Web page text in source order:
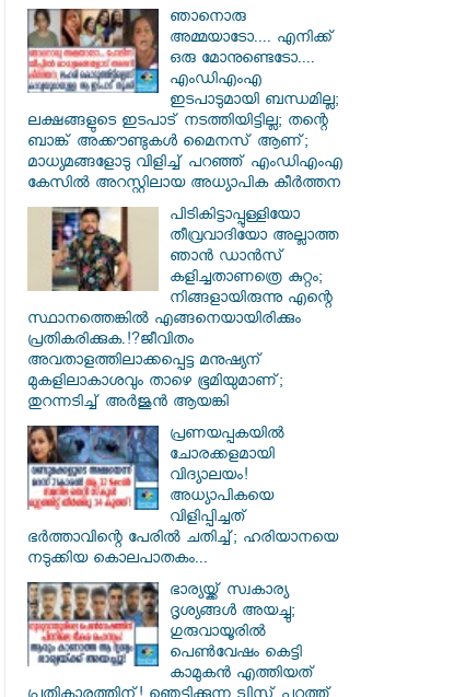
ഞാനൊരു
അമ്മയാടോ.... എനിക്ക്
ഒരു മോനുണ്ടെടോ....
എംഡിഎംഎ
ഇടപാടുമായി ബന്ധമില്ല;
ലക്ഷങ്ങളുടെ ഇടപാട് നടത്തിയിട്ടില്ല; തന്റെ
ബാങ്ക് അക്കൗണ്ടുകൾ മൈനസ് ആണ്;
മാധ്യമങ്ങളോടു വിളിച്ച് പറഞ്ഞ് എംഡിഎംഎ
കേസിൽ അറസ്റ്റിലായ അധ്യാപിക കീർത്തന
പിടികിട്ടാപ്പുള്ളിയോ
തീവ്രവാദിയോ അല്ലാത്ത
ഞാൻ ഡാൻസ്
കളിച്ചതാണത്രെ കുറ്റം;
നിങ്ങളായിരുന്നു എന്റെ
സ്ഥാനത്തെങ്കിൽ എങ്ങനെയായിരിക്കും
പ്രതികരിക്കുക.!?ജീവിതം
അവതാളത്തിലാക്കപ്പെട്ട മനുഷ്യന്
മുകളിലാകാശവും താഴെ ഭൂമിയുമാണ്;
തുറന്നടിച്ച് അർജുൻ ആയങ്കി
പ്രണയപ്പകയിൽ
ചോരക്കളമായി
വിദ്യാലയം!
അധ്യാപികയെ
വിളിപ്പിച്ചത്
ഭർത്താവിന്റെ പേരിൽ ചതിച്ച്; ഹരിയാനയെ
നടുക്കിയ കൊലപാതകം...
ഭാര്യയ്ക്ക് സ്വകാര്യ
ദൃശ്യങ്ങൾ അയച്ചു;
ഗുരുവായൂരിൽ
പെൺവേഷം കെട്ടി
കാമുകൻ എത്തിയത്